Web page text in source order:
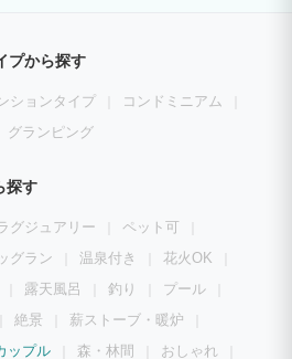
プから探す
ションタイプ
コンドミニアム
グランピング
探す
グジュアリー
ペット可
グラン 温泉付き
花火OK
露天風呂 釣り
プール
絶景
薪ストーブ・暖炉
ップル 森・林間
おしゃれ